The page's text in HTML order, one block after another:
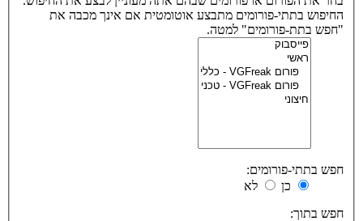
החיפוש בתתי-פורומים מתבצע אוטומטית אם אינך מכבה את
"חפש בתת-פורומים" למטה.
חפש בתתי-פורומים:
כן
לא
חפש בתוך: